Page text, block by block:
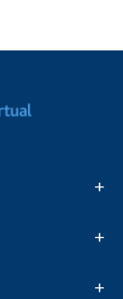
+
+
+